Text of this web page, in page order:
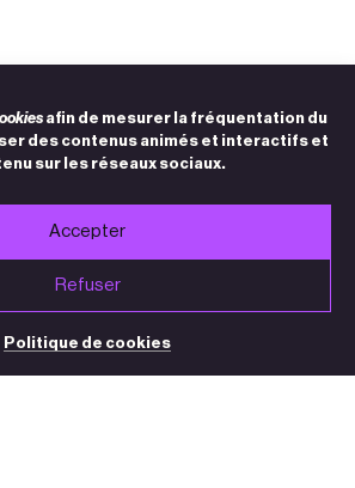
afin de mesurer la fréquentation du
des contenus animés et interactifs et
sur les réseaux sociaux.
Accepter
Refuser
Politique de cookies